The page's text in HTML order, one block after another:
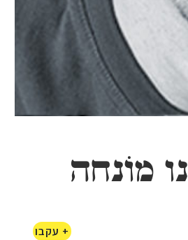
מוֹנחֶה
+ עקבו